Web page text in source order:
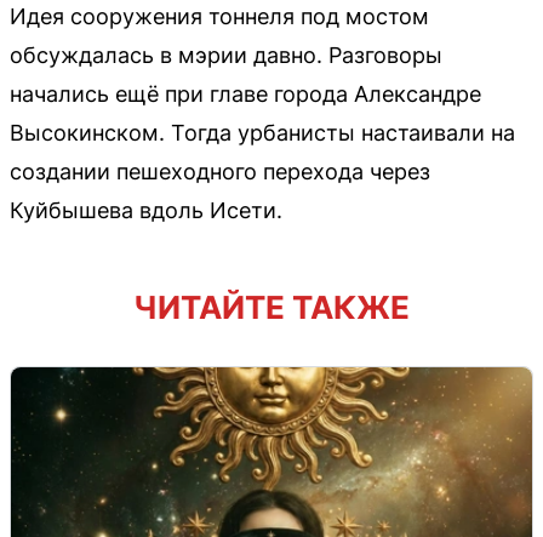
Идея сооружения тоннеля под мостом
обсуждалась в мэрии давно. Разговоры
начались ещё при главе города Александре
Высокинском. Тогда урбанисты настаивали на
создании пешеходного перехода через
Куйбышева вдоль Исети.
ЧИТАЙТЕ ТАКЖЕ